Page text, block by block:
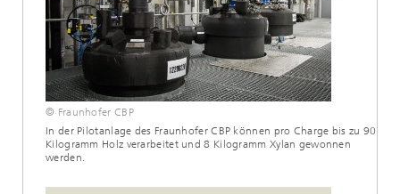
© Fraunhofer CBP
In der Pilotanlage des Fraunhofer CBP können pro Charge bis zu 90
Kilogramm Holz verarbeitet und 8 Kilogramm Xylan gewonnen
werden.